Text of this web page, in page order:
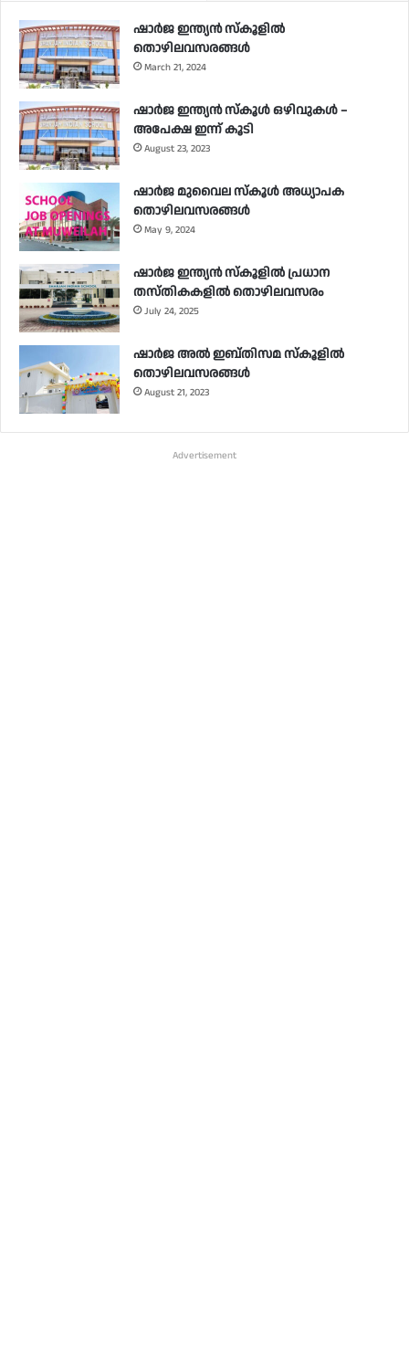
ഷാർജ ഇന്ത്യൻ സ്കൂളിൽ
തൊഴിലവസരങ്ങൾ
March 21, 2024
ഷാർജ ഇന്ത്യൻ സ്‌കൂൾ ഒഴിവുകൾ –
അപേക്ഷ ഇന്ന് കൂടി
August 23, 2023
ഷാർജ മുവൈല സ്‌കൂൾ അധ്യാപക
തൊഴിലവസരങ്ങൾ
May 9, 2024
ഷാർജ ഇന്ത്യൻ സ്‌കൂളിൽ പ്രധാന
തസ്തികകളിൽ തൊഴിലവസരം
July 24, 2025
ഷാർജ അൽ ഇബ്തിസമ സ്‌കൂളിൽ
തൊഴിലവസരങ്ങൾ
August 21, 2023
Advertisement